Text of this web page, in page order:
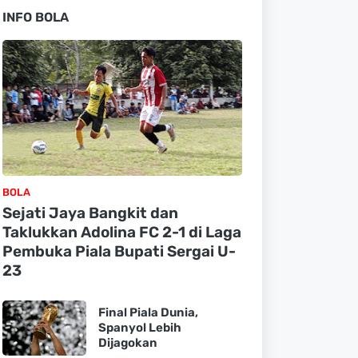
INFO BOLA
BOLA
Sejati Jaya Bangkit dan
Taklukkan Adolina FC 2-1 di Laga
Pembuka Piala Bupati Sergai U-
23
Final Piala Dunia,
Spanyol Lebih
Dijagokan